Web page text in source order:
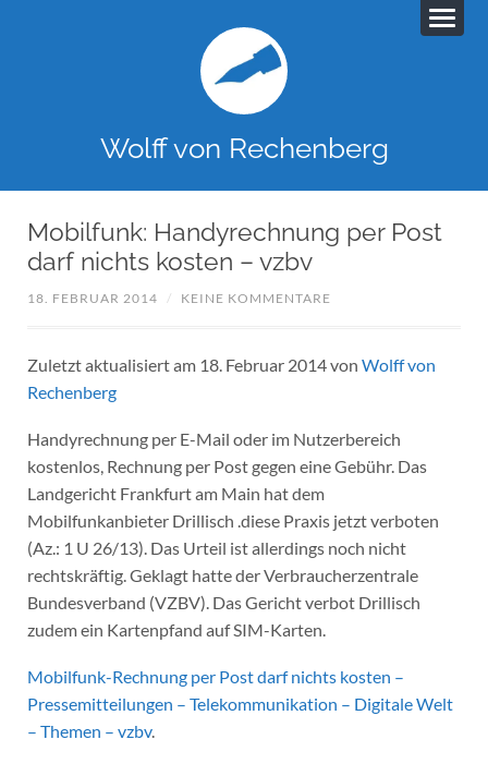
Wolff von Rechenberg
Mobilfunk: Handyrechnung per Post
darf nichts kosten – vzbv
18. FEBRUAR 2014 / KEINE KOMMENTARE
Zuletzt aktualisiert am 18. Februar 2014 von Wolff von
Rechenberg
Handyrechnung per E-Mail oder im Nutzerbereich
kostenlos, Rechnung per Post gegen eine Gebühr. Das
Landgericht Frankfurt am Main hat dem
Mobilfunkanbieter Drillisch .diese Praxis jetzt verboten
(Az.: 1 U 26/13). Das Urteil ist allerdings noch nicht
rechtskräftig. Geklagt hatte der Verbraucherzentrale
Bundesverband (VZBV). Das Gericht verbot Drillisch
zudem ein Kartenpfand auf SIM-Karten.
Mobilfunk-Rechnung per Post darf nichts kosten –
Pressemitteilungen – Telekommunikation – Digitale Welt
– Themen – vzbv.